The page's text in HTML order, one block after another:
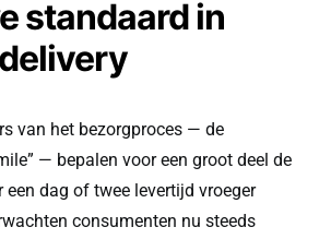
standaard in
van het bezorgproces — de
— bepalen voor een groot deel de
een dag of twee levertijd vroeger
consumenten nu steeds